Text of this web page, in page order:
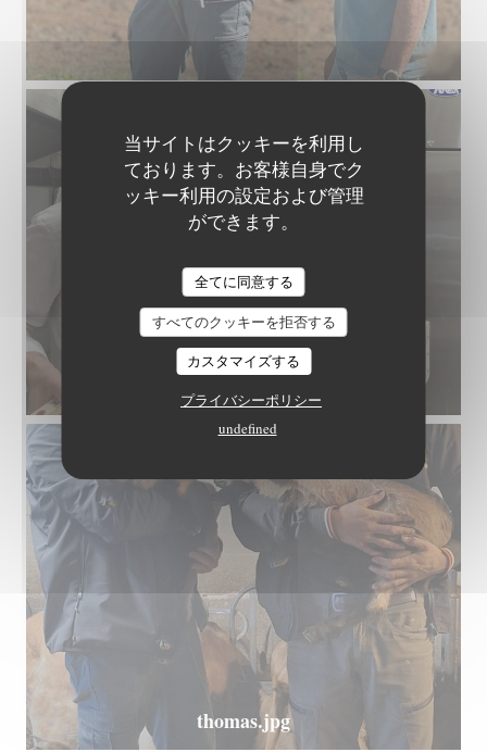
当サイトはクッキーを利用し
ております。お客様自身でク
ッキー利用の設定および管理
ができます。
全てに同意する
すべてのクッキーを拒否する
カスタマイズする
プライバシーポリシー
undefined
thomas.jpg
LE NID - TABLE INTIMISTE